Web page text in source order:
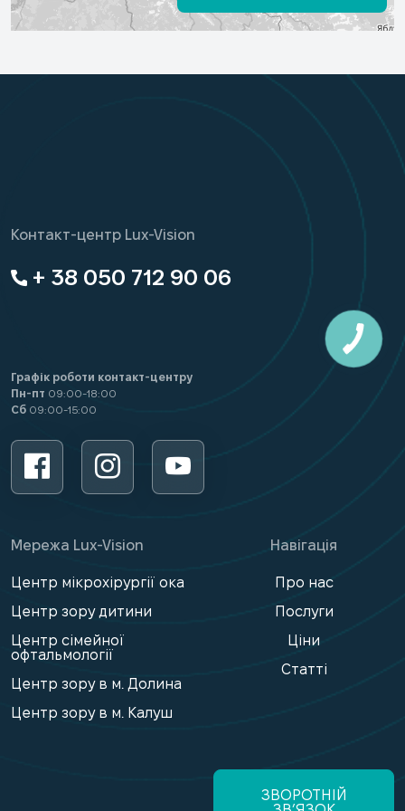
Пн-пт 10.00-18.00
Івано-Франківськ, вул. Вовчинецька,
Сб 10:00-17:00
Контакт-центр Lux-Vision
+ 38 050 712 90 06
Графік роботи контакт-центру
Пн-пт 09:00-18:00
Сб 09:00-15:00
Мережа Lux-Vision
Центр мікрохірургії ока
Центр зору дитини
Центр сімейної
офтальмології
Центр зору в м. Долина
Центр зору в м. Калуш
Навігація
Про нас
Послуги
Ціни
Статті
ЗВОРОТНІЙ